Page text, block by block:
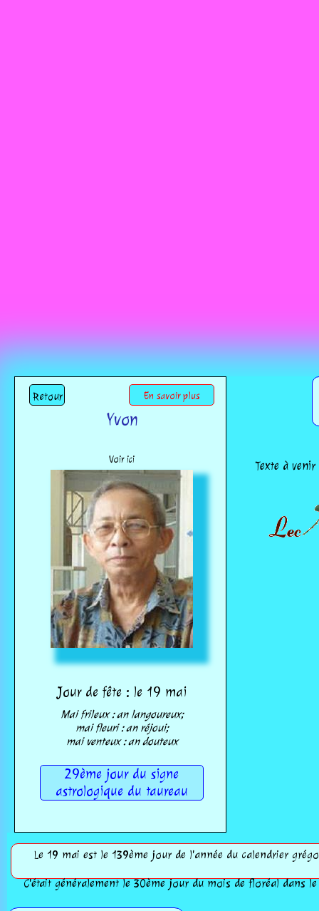
Retour En savoir plus
Yvon
Voir ici
Jour de fête : le 19 mai
Mai frileux : an langoureux;
mai fleuri : an réjoui;
mai venteux : an douteux
29ème jour du signe
astrologique du taureau
Texte à venir
Le 19 mai est le 139ème jour de l'année du calendrier
C'était généralement le 30ème jour du mois de floréal dans